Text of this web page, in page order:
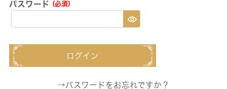
パスワード
ログイン
→パスワードをお忘れですか？